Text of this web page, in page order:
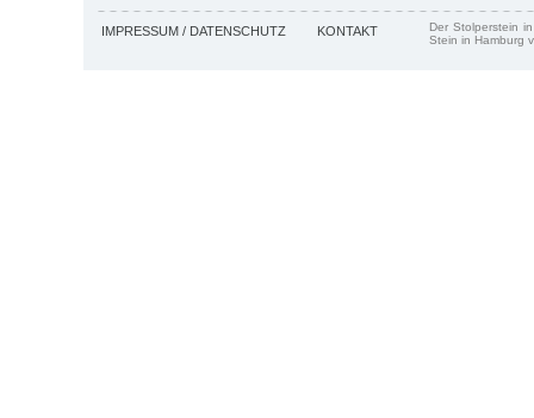
IMPRESSUM / DATENSCHUTZ KONTAKT
Der Stolperstein
Stein in Hamburg